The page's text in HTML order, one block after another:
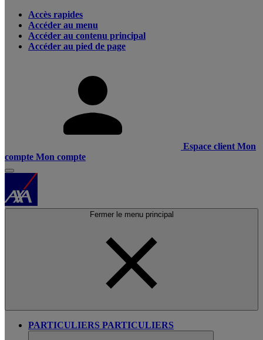
Accès rapides
Accéder au menu
Accéder au contenu principal
Accéder au pied de page
Espace client Mon
compte Mon compte
Fermer le menu principal
PARTICULIERS PARTICULIERS